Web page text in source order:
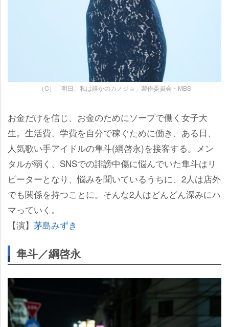
（C）「明日、私は誰かのカノジョ」製作委員会・MBS
お金だけを信じ、お金のためにソープで働く女子大
生。生活費、学費を自分で稼ぐために働き、ある日、
人気歌い手アイドルの隼斗(綱啓永)を接客する。メン
タルが弱く、SNSでの誹謗中傷に悩んでいた隼斗はリ
ピーターとなり、悩みを聞いているうちに、2人は店外
でも関係を持つことに。そんな2人はどんどん深みにハ
マっていく。
【演】 茅島みずき
隼斗／綱啓永